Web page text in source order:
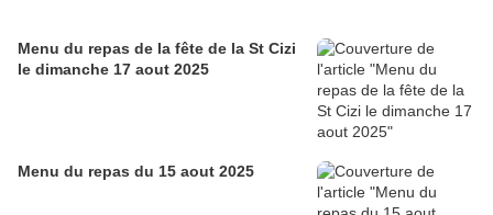
Menu du repas de la fête de la St Cizi
le dimanche 17 aout 2025
Menu du repas du 15 aout 2025